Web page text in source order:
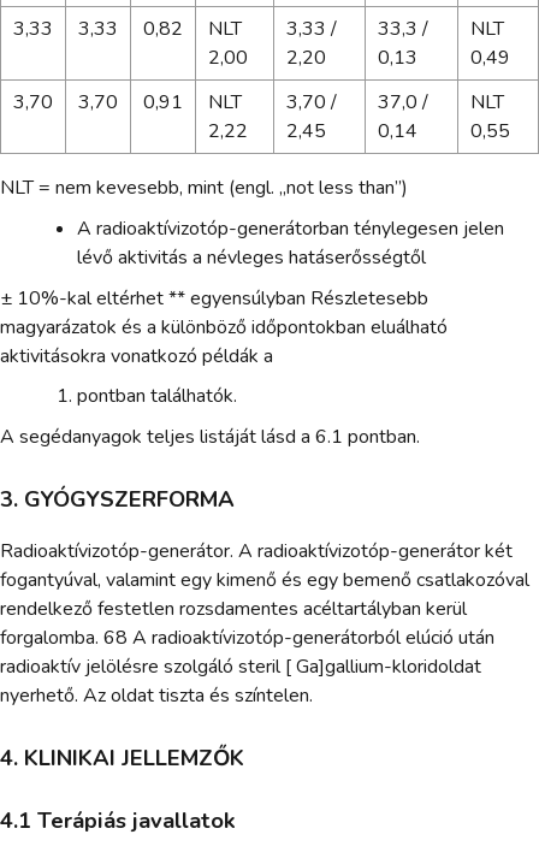
3,33
3,33 0,82
NLT
2,00
3,33 /
2,20
33,3 /
0,13
NLT
0,49
3,70
3,70 0,91
NLT
2,22
3,70 /
2,45
37,0 /
0,14
NLT
0,55
NLT = nem kevesebb, mint (engl. „not less than”)
A radioaktívizotóp-generátorban ténylegesen jelen
lévő aktivitás a névleges hatáserősségtől
± 10%-kal eltérhet ** egyensúlyban Részletesebb
magyarázatok és a különböző időpontokban eluálható
aktivitásokra vonatkozó példák a
pontban találhatók.
A segédanyagok teljes listáját lásd a 6.1 pontban.
3. GYÓGYSZERFORMA
Radioaktívizotóp-generátor. A radioaktívizotóp-generátor két
fogantyúval, valamint egy kimenő és egy bemenő csatlakozóval
rendelkező festetlen rozsdamentes acéltartályban kerül
forgalomba. 68 A radioaktívizotóp-generátorból elúció után
radioaktív jelölésre szolgáló steril [ Ga]gallium-kloridoldat
nyerhető. Az oldat tiszta és színtelen.
4. KLINIKAI JELLEMZŐK
4.1 Terápiás javallatok